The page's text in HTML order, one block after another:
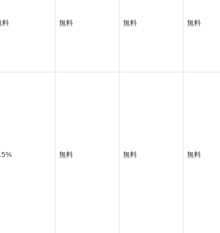
料 無料 無料 無料
無料 無料 無料